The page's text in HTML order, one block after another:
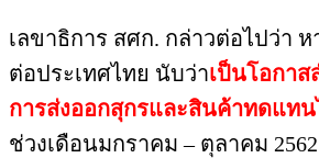
เลขาธิการ สศก. กล่าวต่อไปว่า
ต่อประเทศไทย นับว่าเป็นโอกา
การส่งออกสุกรและสินค้าทดแท
ช่วงเดือนมกราคม – ตุลาคม